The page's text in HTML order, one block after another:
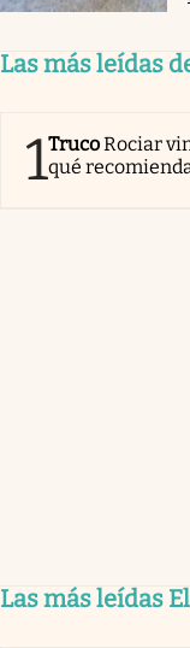
Las más leídas
1TrucoRociar
qué
Las más leídas